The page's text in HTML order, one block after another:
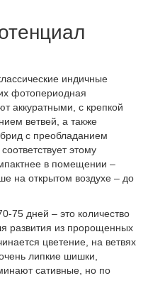
индичные
фотопериодная
аккуратными, с крепкой
ветвей, а также
с преобладанием
этому
в помещении –
на открытом воздухе – до
75 дней – это количество
развития из пророщенных
цветение, на ветвях
липкие шишки,
сативные, но по